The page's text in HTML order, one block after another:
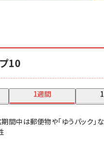
10
1週間
間中は郵便物や「ゆうパック」